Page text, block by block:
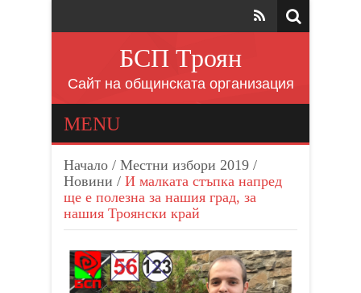
БСП Троян
Сайт на общинската организация
MENU
Начало / Местни избори 2019 /
Новини / И малката стъпка напред
ще е полезна за нашия град, за
нашия Троянски край